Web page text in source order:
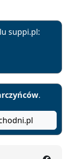
suppi.pl:
.